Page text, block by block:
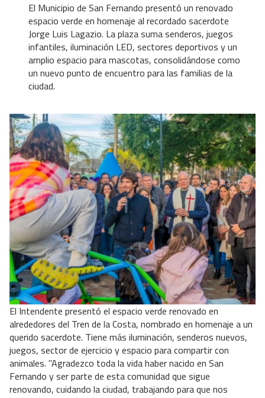
El Municipio de San Fernando presentó un renovado
espacio verde en homenaje al recordado sacerdote
Jorge Luis Lagazio. La plaza suma senderos, juegos
infantiles, iluminación LED, sectores deportivos y un
amplio espacio para mascotas, consolidándose como
un nuevo punto de encuentro para las familias de la
ciudad.
El Intendente presentó el espacio verde renovado en
alrededores del Tren de la Costa, nombrado en homenaje a un
querido sacerdote. Tiene más iluminación, senderos nuevos,
juegos, sector de ejercicio y espacio para compartir con
animales. "Agradezco toda la vida haber nacido en San
Fernando y ser parte de esta comunidad que sigue
renovando, cuidando la ciudad, trabajando para que nos